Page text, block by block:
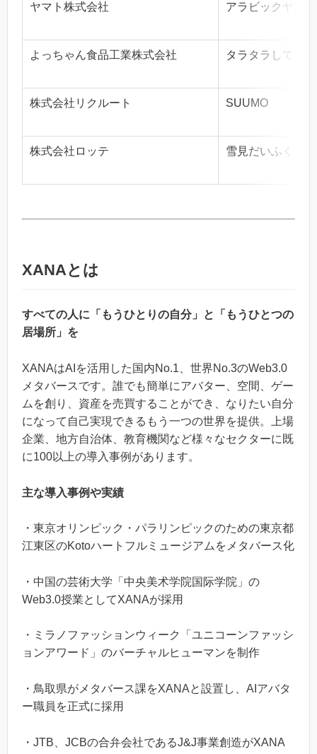
ヤマト株式会社 アラビックヤマト
よっちゃん食品工業株式会社 タラタラしてん
株式会社リクルート SUUMO
株式会社ロッテ 雪見だいふく・
XANAとは
すべての人に「もうひとりの自分」と「もうひとつの
居場所」を
XANAはAIを活用した国内No.1、世界No.3のWeb3.0
メタバースです。誰でも簡単にアバター、空間、ゲー
ムを創り、資産を売買することができ、なりたい自分
になって自己実現できるもう一つの世界を提供。上場
企業、地方自治体、教育機関など様々なセクターに既
に100以上の導入事例があります。
主な導入事例や実績
・東京オリンピック・パラリンピックのための東京都
江東区のKotoハートフルミュージアムをメタバース化
・中国の芸術大学「中央美术学院国际学院」の
Web3.0授業としてXANAが採用
・ミラノファッションウィーク「ユニコーンファッシ
ョンアワード」のバーチャルヒューマンを制作
・鳥取県がメタバース課をXANAと設置し、AIアバタ
ー職員を正式に採用
・JTB、JCBの合弁会社であるJ&J事業創造がXANA